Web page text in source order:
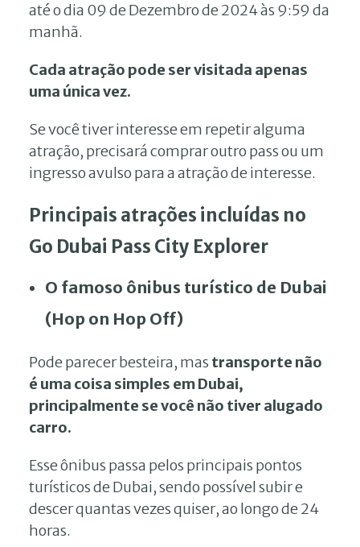
até o dia 09 de Dezembro de 2024 às 9:59 da
manhã.
Cada atração pode ser visitada apenas
uma única vez.
Se você tiver interesse em repetir alguma
atração, precisará comprar outro pass ou um
ingresso avulso para a atração de interesse.
Principais atrações incluídas no
Go Dubai Pass City Explorer
O famoso ônibus turístico de Dubai
(Hop on Hop Off)
Pode parecer besteira, mas transporte não
é uma coisa simples em Dubai,
principalmente se você não tiver alugado
carro.
Esse ônibus passa pelos principais pontos
turísticos de Dubai, sendo possível subir e
descer quantas vezes quiser, ao longo de 24
horas.